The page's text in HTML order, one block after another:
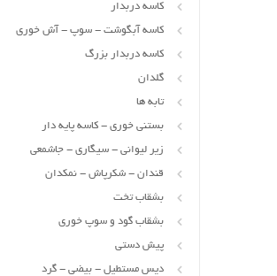
کاسه دربدار
کاسه آبگوشت - سوپ - آش خوری
کاسه دربدار بزرگ
گلدان
تابه ها
بستنی خوری - کاسه پایه دار
زیر لیوانی - سیگاری - جاشمعی
قندان - شکرپاش - نمکدان
بشقاب تخت
بشقاب گود و سوپ خوری
پیش دستی
دیس مستطیل - بیضی - گرد